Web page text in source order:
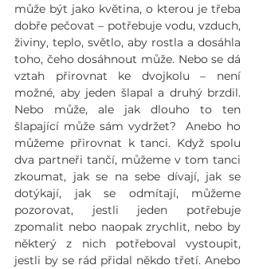
může být jako květina, o kterou je třeba
dobře pečovat – potřebuje vodu, vzduch,
živiny, teplo, světlo, aby rostla a dosáhla
toho, čeho dosáhnout může. Nebo se dá
vztah přirovnat ke dvojkolu – není
možné, aby jeden šlapal a druhý brzdil.
Nebo může, ale jak dlouho to ten
šlapající může sám vydržet?  Anebo ho
můžeme přirovnat k tanci. Když spolu
dva partneři tančí, můžeme v tom tanci
zkoumat, jak se na sebe dívají, jak se
dotýkají, jak se odmítají, můžeme
pozorovat, jestli jeden potřebuje
zpomalit nebo naopak zrychlit, nebo by
některý z nich potřeboval vystoupit,
jestli by se rád přidal někdo třetí. Anebo